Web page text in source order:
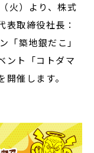
火）より、株式
表取締役社長：
「築地銀だこ」
ント「コトダマ
催します。